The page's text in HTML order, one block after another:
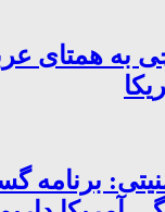
به همتای
برنامه